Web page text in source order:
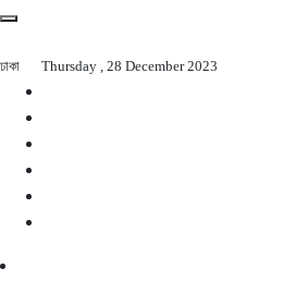
ঢাকা Thursday , 28 December 2023